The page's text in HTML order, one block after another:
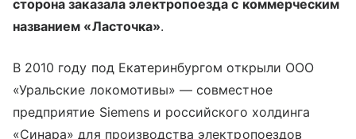
сторона заказала электропоезда с коммерческим
названием «Ласточка».
В 2010 году под Екатеринбургом открыли ООО
«Уральские локомотивы» — совместное
предприятие Siemens и российского холдинга
«Синара» для производства электропоездов